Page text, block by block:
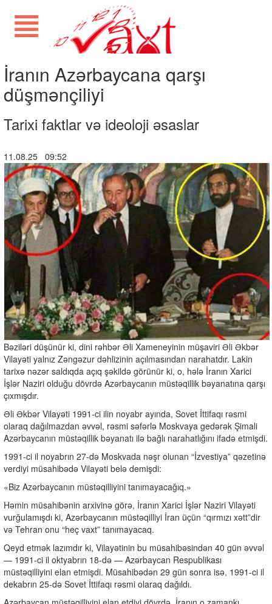
İranın Azərbaycana qarşı
düşmənçiliyi
Tarixi faktlar və ideoloji əsaslar
11.08.25 09:52
Bəziləri düşünür ki, dini rəhbər Əli Xameneyinin müşaviri Əli Əkbər
Vilayəti yalnız Zəngəzur dəhlizinin açılmasından narahatdır. Lakin
tarixə nəzər saldıqda açıq şəkildə görünür ki, o, hələ İranın Xarici
İşlər Naziri olduğu dövrdə Azərbaycanın müstəqillik bəyanatına qarşı
çıxmışdır.
Əli Əkbər Vilayəti 1991-ci ilin noyabr ayında, Sovet İttifaqı rəsmi
olaraq dağılmazdan əvvəl, rəsmi səfərlə Moskvaya gedərək Şimali
Azərbaycanın müstəqillik bəyanatı ilə bağlı narahatlığını ifadə etmişdi.
1991-ci il noyabrın 27-də Moskvada nəşr olunan “İzvestiya” qəzetinə
verdiyi müsahibədə Vilayəti belə demişdi:
«Biz Azərbaycanın müstəqilliyini tanımayacağıq.»
Həmin müsahibənin arxivinə görə, İranın Xarici İşlər Naziri Vilayəti
vurğulamışdı ki, Azərbaycanın müstəqilliyi İran üçün “qırmızı xətt”dir
və Tehran onu “heç vaxt” tanımayacaq.
Qeyd etmək lazımdır ki, Vilayətinin bu müsahibəsindən 40 gün əvvəl
— 1991-ci il oktyabrın 18-də — Azərbaycan Respublikası
müstəqilliyini elan etmişdi. Müsahibədən 29 gün sonra isə, 1991-ci il
dekabrın 25-də Sovet İttifaqı rəsmi olaraq dağıldı.